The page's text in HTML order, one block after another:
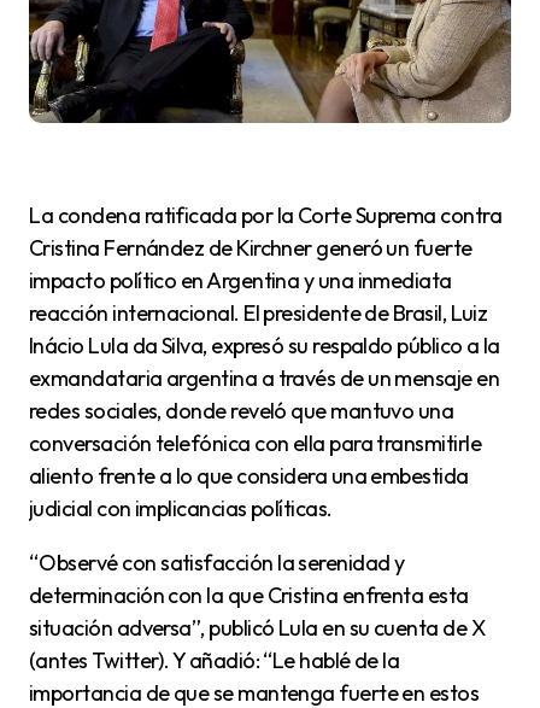
La condena ratificada por la Corte Suprema contra
Cristina Fernández de Kirchner generó un fuerte
impacto político en Argentina y una inmediata
reacción internacional. El presidente de Brasil, Luiz
Inácio Lula da Silva, expresó su respaldo público a la
exmandataria argentina a través de un mensaje en
redes sociales, donde reveló que mantuvo una
conversación telefónica con ella para transmitirle
aliento frente a lo que considera una embestida
judicial con implicancias políticas.
“Observé con satisfacción la serenidad y
determinación con la que Cristina enfrenta esta
situación adversa”, publicó Lula en su cuenta de X
(antes Twitter). Y añadió: “Le hablé de la
importancia de que se mantenga fuerte en estos